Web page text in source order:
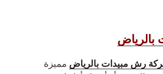
رش مبيدات بالرياض مميزة